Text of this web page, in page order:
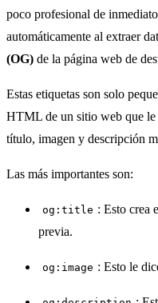
poco profesional de
automáticamente al extraer
(OG) de la página web de
Estas etiquetas son solo
HTML de un sitio web que le
título, imagen y descripción
Las más importantes son:
og:title : Esto crea
previa.
og:image : Esto le